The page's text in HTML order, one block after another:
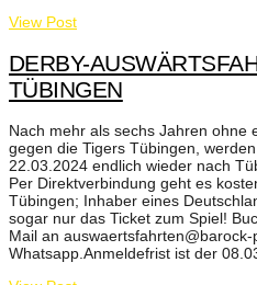
View Post
DERBY-
TÜBINGEN
Nach mehr als sechs Jahren ohne
gegen die Tigers Tübingen,
22.03.2024 endlich wieder nach
Per Direktverbindung geht es
Tübingen; Inhaber eines
sogar nur das Ticket zum Spiel!
Mail an
Whatsapp.Anmeldefrist ist der